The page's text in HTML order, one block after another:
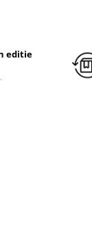
editie